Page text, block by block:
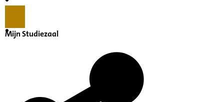
Inventaris
Mijn Studiezaal